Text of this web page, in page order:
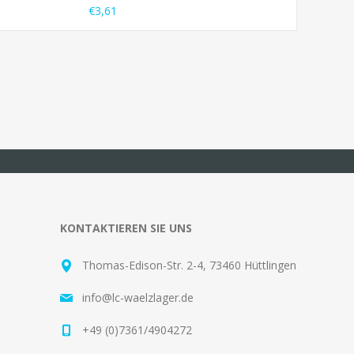
€3,61
KONTAKTIEREN SIE UNS
Thomas-Edison-Str. 2-4, 73460 Hüttlingen
info@lc-waelzlager.de
+49 (0)7361/4904272